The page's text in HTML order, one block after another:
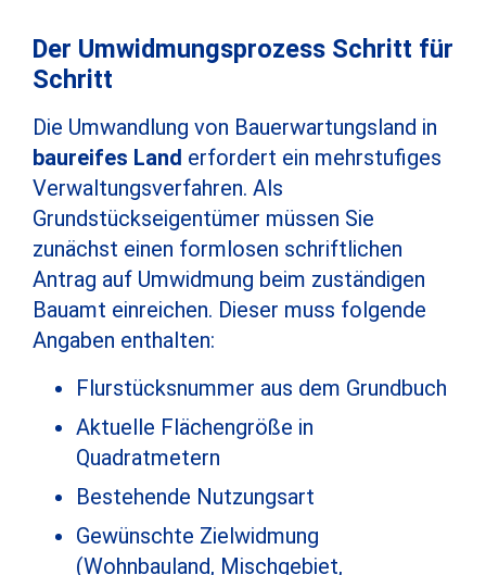
Der Umwidmungsprozess Schritt für
Schritt
Die Umwandlung von Bauerwartungsland in
baureifes Land erfordert ein mehrstufiges
Verwaltungsverfahren. Als
Grundstückseigentümer müssen Sie
zunächst einen formlosen schriftlichen
Antrag auf Umwidmung beim zuständigen
Bauamt einreichen. Dieser muss folgende
Angaben enthalten:
Flurstücksnummer aus dem Grundbuch
Aktuelle Flächengröße in
Quadratmetern
Bestehende Nutzungsart
Gewünschte Zielwidmung
(Wohnbauland, Mischgebiet,